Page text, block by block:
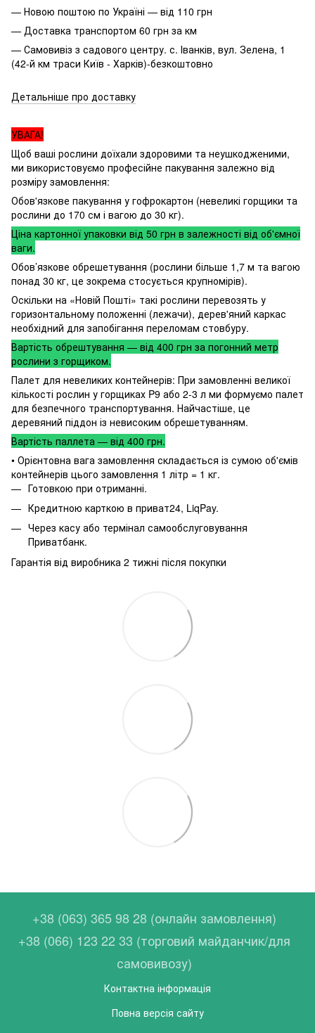
— Новою поштою по Україні — від 110 грн
— Доставка транспортом 60 грн за км
— Самовивіз з садового центру. с. Іванків, вул. Зелена, 1
(42-й км траси Київ - Харків)-безкоштовно
Детальніше про доставку
УВАГА!
Щоб ваші рослини доїхали здоровими та неушкодженими,
ми використовуємо професійне пакування залежно від
розміру замовлення:
Обов'язкове пакування у гофрокартон (невеликі горщики та
рослини до 170 см і вагою до 30 кг).
Ціна картонної упаковки від 50 грн в залежності від об'ємної
ваги.
Обов’язкове обрешетування (рослини більше 1,7 м та вагою
понад 30 кг, це зокрема стосується крупномірів).
Оскільки на «Новій Пошті» такі рослини перевозять у
горизонтальному положенні (лежачи), дерев'яний каркас
необхідний для запобігання переломам стовбуру.
Вартість обрештування — від 400 грн за погонний метр
рослини з горщиком.
Палет для невеликих контейнерів: При замовленні великої
кількості рослин у горщиках P9 або 2-3 л ми формуємо палет
для безпечного транспортування. Найчастіше, це
деревяний піддон із невисоким обрешетуванням.
Вартість паллета — від 400 грн.
• Орієнтовна вага замовлення складається із сумою об'ємів
контейнерів цього замовлення 1 літр = 1 кг.
Готовкою при отриманні.
Кредитною карткою в приват24, LiqPay.
Через касу або термінал самообслуговування
Приватбанк.
Гарантія від виробника 2 тижні після покупки
+38 (063) 365 98 28 (онлайн замовлення)
+38 (066) 123 22 33 (торговий майданчик/для
самовивозу)
Контактна інформація
Повна версія сайту